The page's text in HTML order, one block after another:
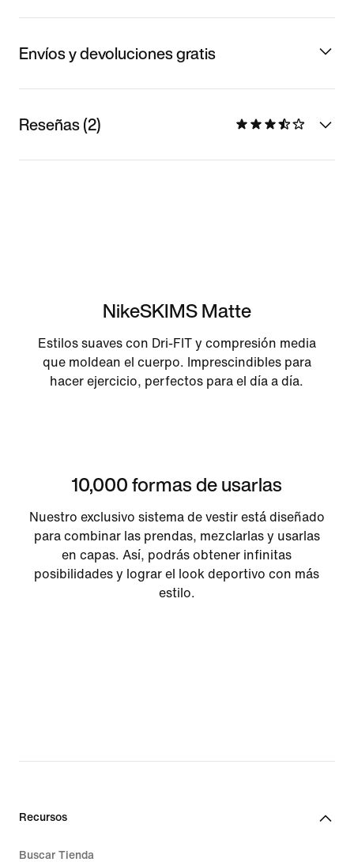
Envíos y devoluciones gratis
Reseñas (2)
NikeSKIMS Matte
Estilos suaves con Dri-FIT y compresión media
que moldean el cuerpo. Imprescindibles para
hacer ejercicio, perfectos para el día a día.
10,000 formas de usarlas
Nuestro exclusivo sistema de vestir está diseñado
para combinar las prendas, mezclarlas y usarlas
en capas. Así, podrás obtener infinitas
posibilidades y lograr el look deportivo con más
estilo.
Recursos
Buscar Tienda